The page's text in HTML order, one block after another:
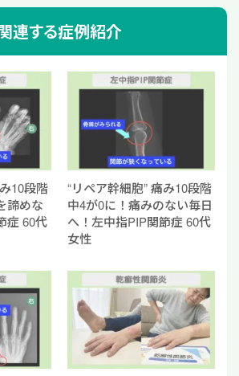
o
k
連する症例紹介
10段階
諦めな
症 60代
“リペア幹細胞” 痛み10段階
中4が0に！痛みのない毎日
へ！左中指PIP関節症 60代
女性